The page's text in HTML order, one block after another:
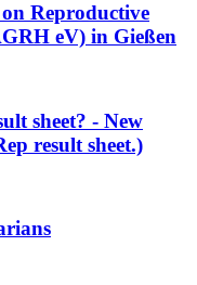
Reproductive
eV) in Gießen
sheet? - New
result sheet.)